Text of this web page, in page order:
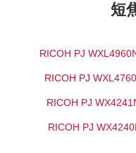
短
RICOH PJ
RICOH PJ WXL4760
RICOH PJ
RICOH PJ